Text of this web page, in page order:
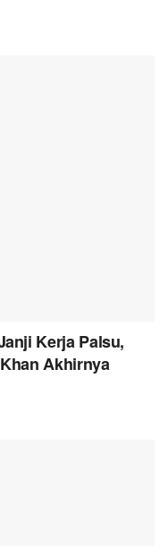
Kerja Palsu,
Akhirnya